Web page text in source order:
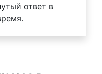
ответ в